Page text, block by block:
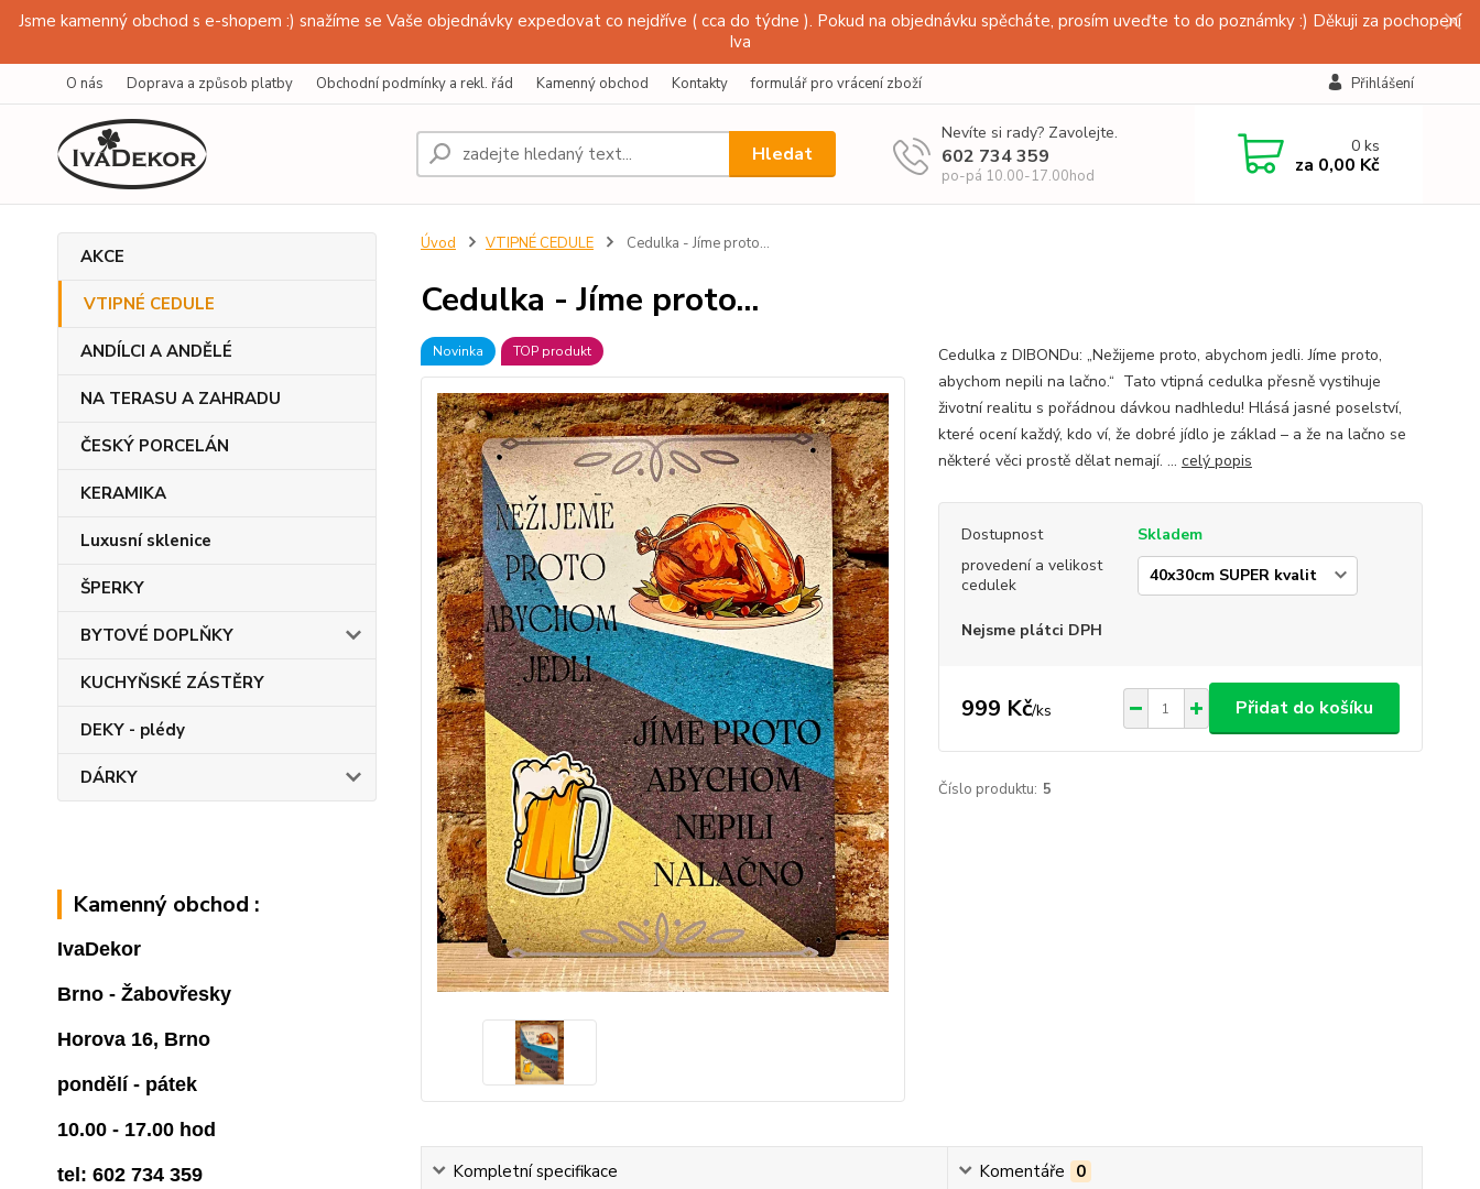
Jsme kamenný obchod s e-shopem :) snažíme se Vaše objednávky expedovat co nejdříve ( cca do týdne ). Pokud na objednávku spěcháte, prosím uveďte to do poznámky :) Děkuji za pochopení
Iva
O nás Doprava a způsob platby Obchodní podmínky a rekl. řád Kamenný obchod Kontakty formulář pro vrácení zboží Přihlášení
Hledat
Nevíte si rady? Zavolejte.
602 734 359
po-pá 10.00-17.00hod
0ks
za 0,00 Kč
AKCE
VTIPNÉ CEDULE
ANDÍLCI A ANDĚLÉ
NA TERASU A ZAHRADU
ČESKÝ PORCELÁN
KERAMIKA
Luxusní sklenice
ŠPERKY
BYTOVÉ DOPLŇKY
KUCHYŇSKÉ ZÁSTĚRY
DEKY - plédy
DÁRKY
Kamenný obchod :
IvaDekor
Brno - Žabovřesky
Horova 16, Brno
pondělí - pátek
10.00 - 17.00 hod
tel: 602 734 359
Úvod VTIPNÉ CEDULE Cedulka - Jíme proto...
Cedulka - Jíme proto...
Novinka TOP produkt
Cedulka z DIBONDu: „Nežijeme proto, abychom jedli. Jíme proto,
abychom nepili na lačno.“ Tato vtipná cedulka přesně vystihuje
životní realitu s pořádnou dávkou nadhledu! Hlásá jasné poselství,
které ocení každý, kdo ví, že dobré jídlo je základ – a že na lačno se
některé věci prostě dělat nemají. ... celý popis
Dostupnost
Skladem
provedení a velikost
cedulek
Nejsme plátci DPH
999 Kč/ks Přidat do košíku
Číslo produktu: 5
Kompletní specifikace Komentáře 0